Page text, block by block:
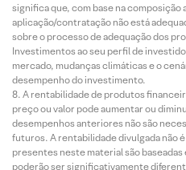
significa que, com base na composição
aplicação/contratação não está
sobre o processo de adequação dos
Investimentos ao seu perfil de
mercado, mudanças climáticas e o
desempenho do investimento.
A rentabilidade de produtos
preço ou valor pode aumentar ou
desempenhos anteriores não são
futuros. A rentabilidade divulgada não
presentes neste material são
poderão ser significativamente